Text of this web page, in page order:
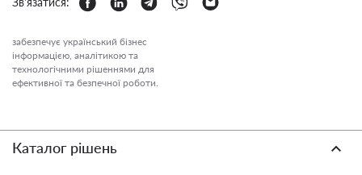
забезпечує український бізнес
інформацією, аналітикою та
технологічними рішеннями для
ефективної та безпечної роботи.
Каталог рішень